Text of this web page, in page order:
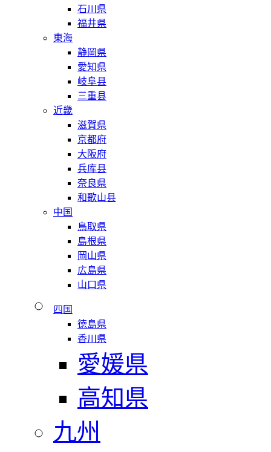
石川県
福井県
東海
静岡県
愛知県
岐阜县
三重县
近畿
滋賀県
京都府
大阪府
兵库县
奈良県
和歌山县
中国
鳥取県
島根県
岡山県
広島県
山口県
四国
徳島県
香川県
愛媛県
高知県
九州